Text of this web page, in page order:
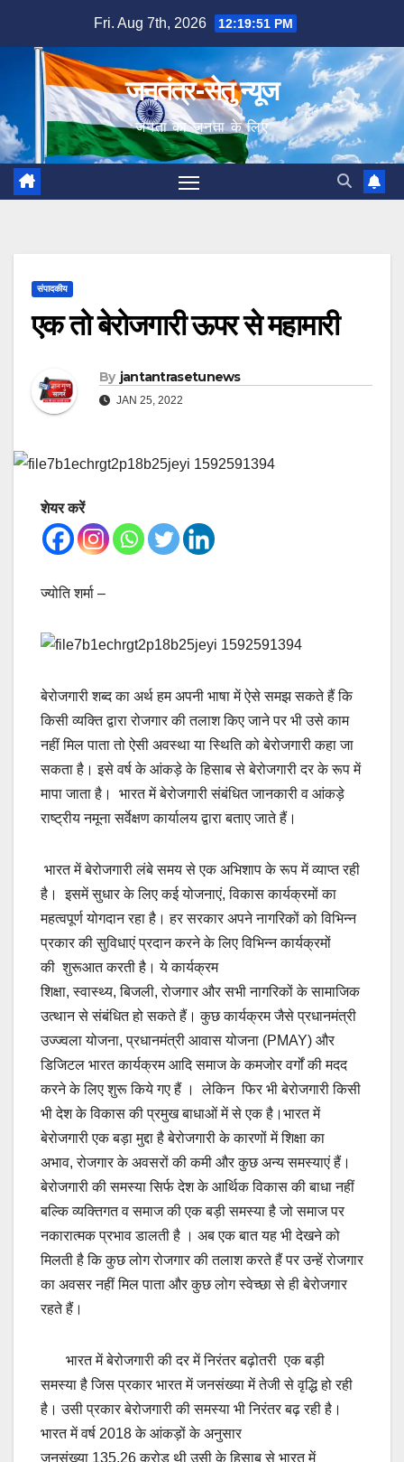
content
Fri. Aug 7th, 2026 12:19:52 PM
जनतंत्र-सेतु न्यूज
जनता का जनता के लिए
संपादकीय
एक तो बेरोजगारी ऊपर से महामारी
By jantantrasetunews
JAN 25, 2022
शेयर करें
ज्योति शर्मा –
बेरोजगारी शब्द का अर्थ हम अपनी भाषा में ऐसे समझ सकते हैं कि
किसी व्यक्ति द्वारा रोजगार की तलाश किए जाने पर भी उसे काम
नहीं मिल पाता तो ऐसी अवस्था या स्थिति को बेरोजगारी कहा जा
सकता है। इसे वर्ष के आंकड़े के हिसाब से बेरोजगारी दर के रूप में
मापा जाता है। भारत में बेरोजगारी संबंधित जानकारी व आंकड़े
राष्ट्रीय नमूना सर्वेक्षण कार्यालय द्वारा बताए जाते हैं।
भारत में बेरोजगारी लंबे समय से एक अभिशाप के रूप में व्याप्त रही
है। इसमें सुधार के लिए कई योजनाएं, विकास कार्यक्रमों का
महत्वपूर्ण योगदान रहा है। हर सरकार अपने नागरिकों को विभिन्न
प्रकार की सुविधाएं प्रदान करने के लिए विभिन्न कार्यक्रमों
की शुरूआत करती है। ये कार्यक्रम
शिक्षा, स्वास्थ्य, बिजली, रोजगार और सभी नागरिकों के सामाजिक
उत्थान से संबंधित हो सकते हैं। कुछ कार्यक्रम जैसे प्रधानमंत्री
उज्ज्वला योजना, प्रधानमंत्री आवास योजना (PMAY) और
डिजिटल भारत कार्यक्रम आदि समाज के कमजोर वर्गों की मदद
करने के लिए शुरू किये गए हैं । लेकिन फिर भी बेरोजगारी किसी
भी देश के विकास की प्रमुख बाधाओं में से एक है।भारत में
बेरोजगारी एक बड़ा मुद्दा है बेरोजगारी के कारणों में शिक्षा का
अभाव, रोजगार के अवसरों की कमी और कुछ अन्य समस्याएं हैं।
बेरोजगारी की समस्या सिर्फ देश के आर्थिक विकास की बाधा नहीं
बल्कि व्यक्तिगत व समाज की एक बड़ी समस्या है जो समाज पर
नकारात्मक प्रभाव डालती है । अब एक बात यह भी देखने को
मिलती है कि कुछ लोग रोजगार की तलाश करते हैं पर उन्हें रोजगार
का अवसर नहीं मिल पाता और कुछ लोग स्वेच्छा से ही बेरोजगार
रहते हैं।
भारत में बेरोजगारी की दर में निरंतर बढ़ोतरी एक बड़ी
समस्या है जिस प्रकार भारत में जनसंख्या में तेजी से वृद्धि हो रही
है। उसी प्रकार बेरोजगारी की समस्या भी निरंतर बढ़ रही है।
भारत में वर्ष 2018 के आंकड़ों के अनुसार
जनसंख्या 135.26 करोड़ थी उसी के हिसाब से भारत में